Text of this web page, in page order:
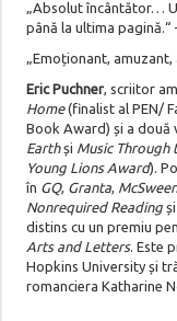
„Absolut încântător…
până la ultima pagină.“ -
„Emoționant,
Eric Puchner, scriitor
Home(finalist al PEN/
Book Award) și a două
Earthși Music Through
Young Lions Award).
în GQ, Granta,
Nonrequired Readingși
distins cu un premiu
Arts and Letters. Este
Hopkins University și
romanciera Katharine